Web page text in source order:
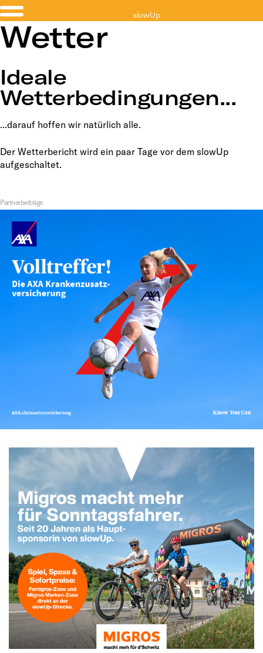
slowUp
Wetter
Ideale
Wetterbedingungen...
...darauf hoffen wir natürlich alle.
Der Wetterbericht wird ein paar Tage vor dem slowUp
aufgeschaltet.
Partnerbeiträge